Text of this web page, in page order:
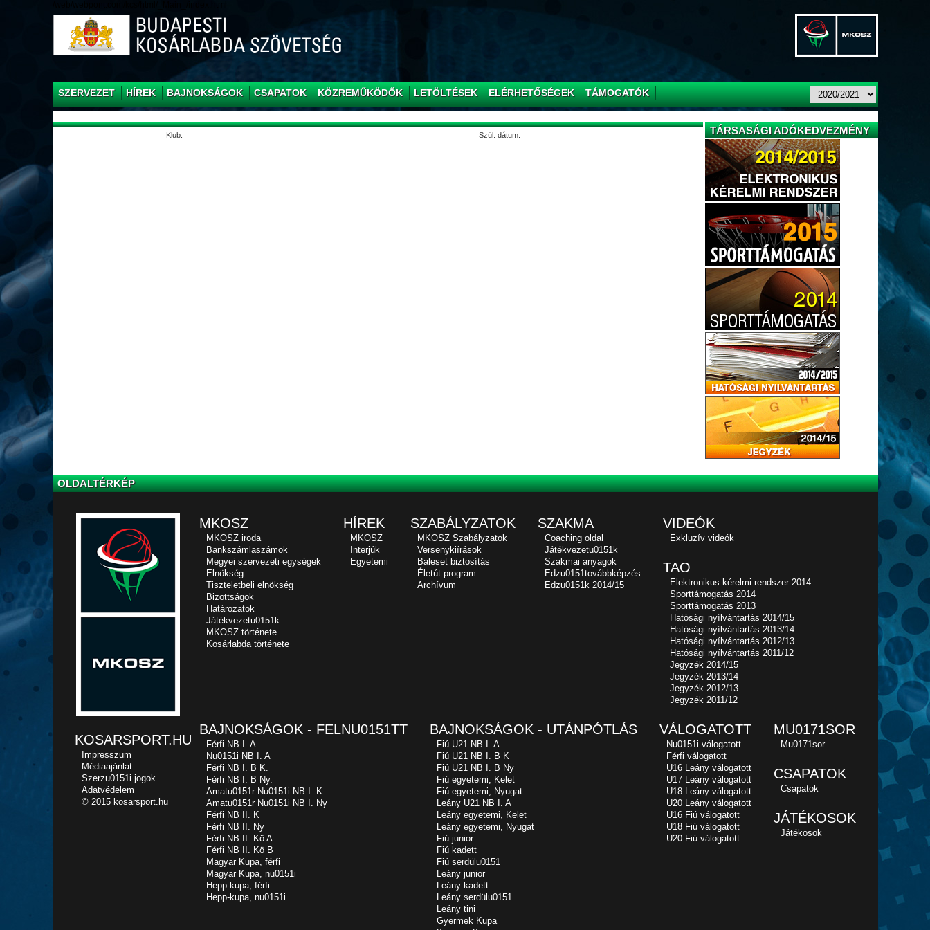
SZERVEZET HÍREK BAJNOKSÁGOK CSAPATOK KÖZREMŰKÖDŐK LETÖLTÉSEK ELÉRHETŐSÉGEK TÁMOGATÓK
Klub: Szül. dátum: TÁRSASÁGI ADÓKEDVEZMÉNY
OLDALTÉRKÉP
MKOSZ
MKOSZ iroda
Bankszámlaszámok
Megyei szervezeti egységek
Elnökség
Tiszteletbeli elnökség
Bizottságok
Határozatok
Játékvezetu0151k
MKOSZ története
Kosárlabda története
HÍREK
MKOSZ
Interjúk
Egyetemi
SZABÁLYZATOK
MKOSZ Szabályzatok
Versenykiírások
Baleset biztosítás
Életút program
Archívum
SZAKMA
Coaching oldal
Játékvezetu0151k
Szakmai anyagok
Edzu0151továbbképzés
Edzu0151k 2014/15
VIDEÓK
Exkluzív videók
TAO
Elektronikus kérelmi rendszer 2014
Sporttámogatás 2014
Sporttámogatás 2013
Hatósági nyílvántartás 2014/15
Hatósági nyílvántartás 2013/14
Hatósági nyílvántartás 2012/13
Hatósági nyílvántartás 2011/12
Jegyzék 2014/15
Jegyzék 2013/14
Jegyzék 2012/13
Jegyzék 2011/12
BAJNOKSÁGOK - FELNU0151TT
Férfi NB I. A
Nu0151i NB I. A
Férfi NB I. B K.
Férfi NB I. B Ny.
Amatu0151r Nu0151i NB I. K
Amatu0151r Nu0151i NB I. Ny
Férfi NB II. K
Férfi NB II. Ny
Férfi NB II. Kö A
Férfi NB II. Kö B
Magyar Kupa, férfi
Magyar Kupa, nu0151i
Hepp-kupa, férfi
Hepp-kupa, nu0151i
BAJNOKSÁGOK - UTÁNPÓTLÁS
Fiú U21 NB I. A
Fiú U21 NB I. B K
Fiú U21 NB I. B Ny
Fiú egyetemi, Kelet
Fiú egyetemi, Nyugat
Leány U21 NB I. A
Leány egyetemi, Kelet
Leány egyetemi, Nyugat
Fiú junior
Fiú kadett
Fiú serdülu0151
Leány junior
Leány kadett
Leány serdülu0151
Leány tini
Gyermek Kupa
VÁLOGATOTT
Nu0151i válogatott
Férfi válogatott
U16 Leány válogatott
U17 Leány válogatott
U18 Leány válogatott
U20 Leány válogatott
U16 Fiú válogatott
U18 Fiú válogatott
U20 Fiú válogatott
MU0171SOR
Mu0171sor
CSAPATOK
Csapatok
JÁTÉKOSOK
Játékosok
KOSARSPORT.HU
Impresszum
Médiaajánlat
Szerzu0151i jogok
Adatvédelem
© 2015 kosarsport.hu